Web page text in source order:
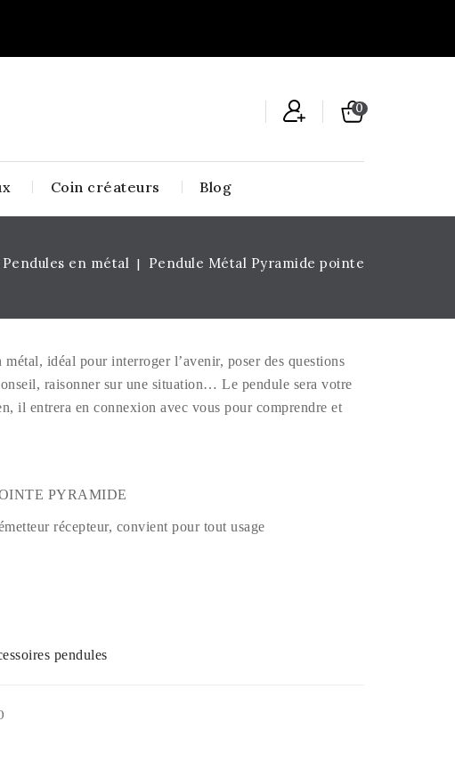
0
Coin créateurs Blog
Pendules en métal Pendule Métal Pyramide pointe
métal, idéal pour interroger l’avenir, poser des questions
raisonner sur une situation… Le pendule sera votre
il entrera en connexion avec vous pour comprendre et
PYRAMIDE
récepteur, convient pour tout usage
pendules